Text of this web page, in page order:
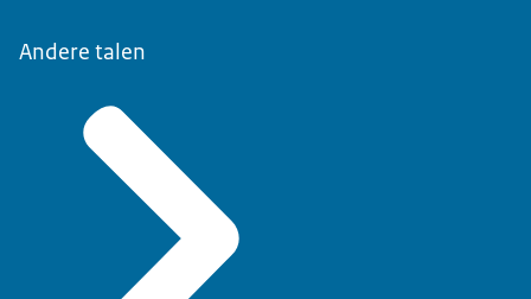
Andere talen